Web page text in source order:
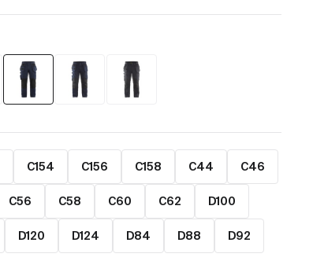
C154 C156 C158 C44 C46
C56 C58 C60 C62 D100
D120 D124 D84 D88 D92